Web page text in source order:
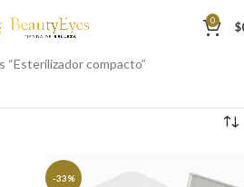
0 $
compacto”
-33%